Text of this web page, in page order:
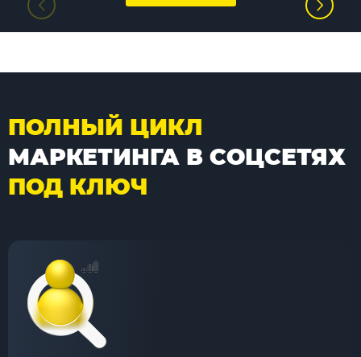
ПОЛНЫЙ ЦИКЛ
МАРКЕТИНГА В СОЦСЕТЯХ
ПОД КЛЮЧ